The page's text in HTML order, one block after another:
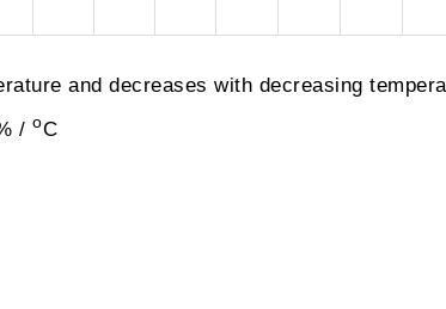
and decreases with decreasing
/ oC